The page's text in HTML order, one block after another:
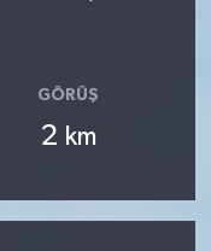
GÖRÜŞ
2 km